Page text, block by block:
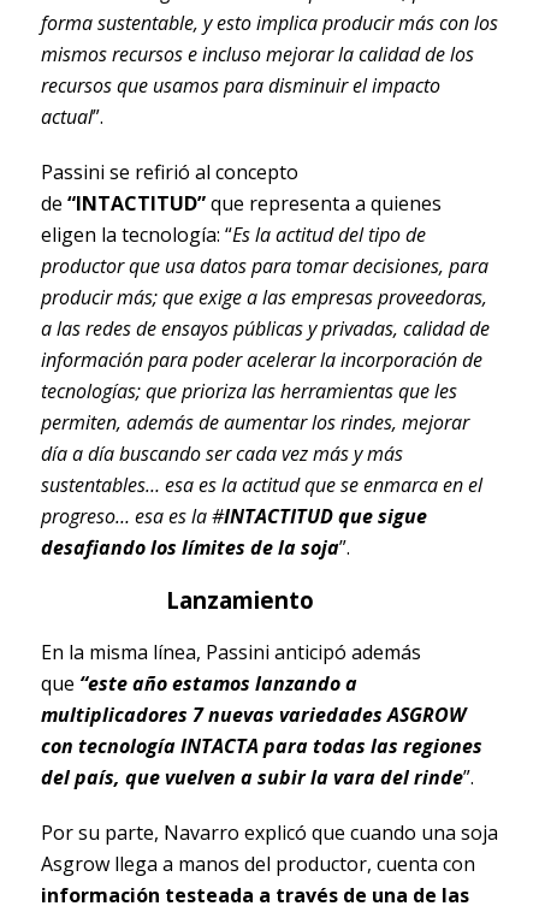
forma sustentable, y esto implica producir más con los
mismos recursos e incluso mejorar la calidad de los
recursos que usamos para disminuir el impacto
actual”.
Passini se refirió al concepto
de “INTACTITUD”que representa a quienes
eligen la tecnología: “Es la actitud del tipo de
productor que usa datos para tomar decisiones, para
producir más; que exige a las empresas proveedoras,
a las redes de ensayos públicas y privadas, calidad de
información para poder acelerar la incorporación de
tecnologías; que prioriza las herramientas que les
permiten, además de aumentar los rindes, mejorar
día a día buscando ser cada vez más y más
sustentables… esa es la actitud que se enmarca en el
progreso… esa es la #INTACTITUD que sigue
desafiando los límites de la soja”.
Lanzamiento
En la misma línea, Passini anticipó además
que “este año estamos lanzando a
multiplicadores 7 nuevas variedades ASGROW
con tecnología INTACTA para todas las regiones
del país, que vuelven a subir la vara del rinde”.
Por su parte, Navarro explicó que cuando una soja
Asgrow llega a manos del productor, cuenta con
información testeada a través de una de las